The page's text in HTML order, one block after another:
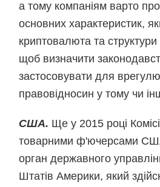
а тому компаніям варто
основних характеристик,
криптовалюта та
щоб визначити
застосовувати для
правовідносин у тому чи
США. Ще у 2015 році
товарними ф'ючерсами
орган державного
Штатів Америки, який